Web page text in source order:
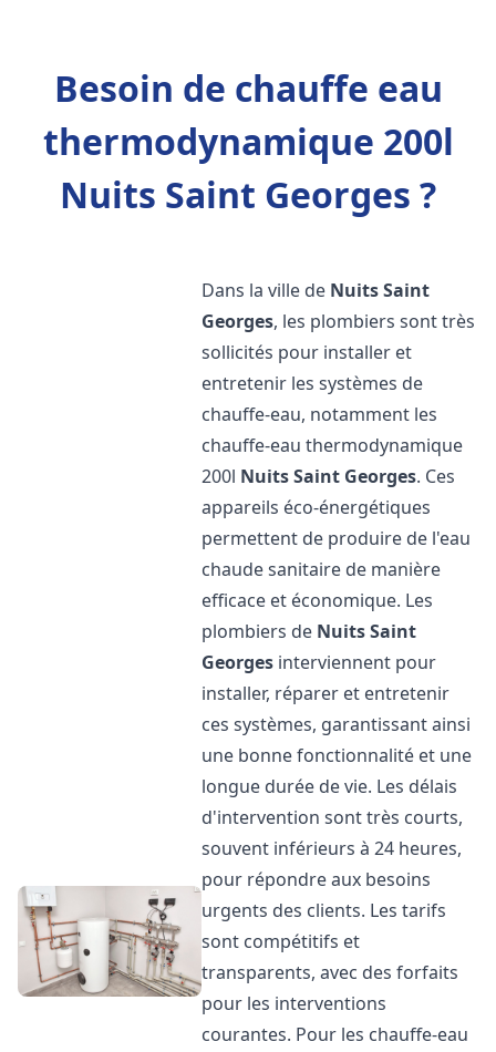
Besoin de chauffe eau
thermodynamique 200l
Nuits Saint Georges ?
Dans la ville de Nuits Saint
Georges, les plombiers sont très
sollicités pour installer et
entretenir les systèmes de
chauffe-eau, notamment les
chauffe-eau thermodynamique
200l Nuits Saint Georges. Ces
appareils éco-énergétiques
permettent de produire de l'eau
chaude sanitaire de manière
efficace et économique. Les
plombiers de Nuits Saint
Georges interviennent pour
installer, réparer et entretenir
ces systèmes, garantissant ainsi
une bonne fonctionnalité et une
longue durée de vie. Les délais
d'intervention sont très courts,
souvent inférieurs à 24 heures,
pour répondre aux besoins
urgents des clients. Les tarifs
sont compétitifs et
transparents, avec des forfaits
pour les interventions
courantes. Pour les chauffe-eau